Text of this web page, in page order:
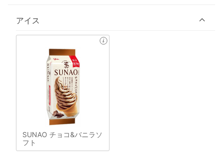
アイス
SUNAO チョコ&バニラソ
フト